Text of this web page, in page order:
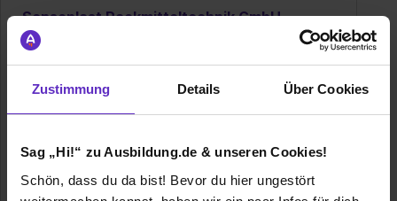
Zustimmung Details Über Cookies
Sag „Hi!“ zu Ausbildung.de & unseren Cookies!
Schön, dass du da bist! Bevor du hier ungestört
Sensoplast Packmitteltechnik GmbH
Auf dem Höhchen 1-5
56587 Oberhonnefeld-Gierend
02634/98147-273
E-Mail anzeigen
Mitarbeiter